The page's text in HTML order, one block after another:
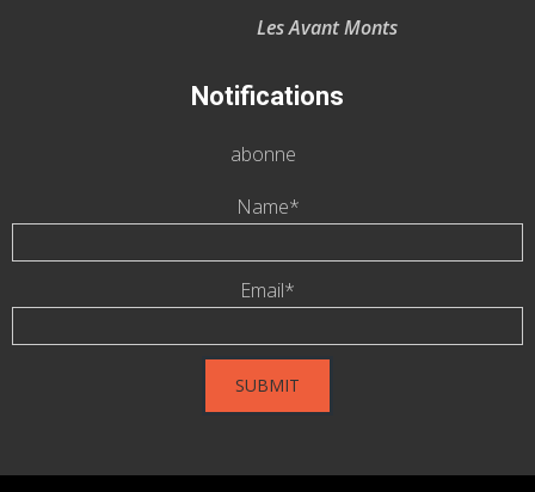
Les Avant Monts
Notifications
abonne
Name*
Email*